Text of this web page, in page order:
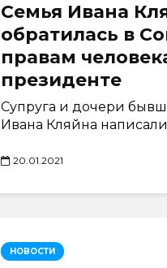
Семья Ивана
обратилась в
правам
президенте
Супруга и дочери
Ивана Кляйна
20.01.2021
НОВОСТИ